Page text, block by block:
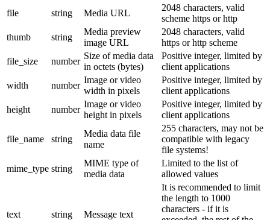
file string Media URL
2048 characters, valid
scheme https or http
thumb
string
Media preview
image URL
2048 characters, valid
https or http scheme
file_size
number
Size of media data
in octets (bytes)
Positive integer, limited by
client applications
width
number
Image or video
width in pixels
Positive integer, limited by
client applications
height
number
Image or video
height in pixels
Positive integer, limited by
client applications
file_name string
Media data file
name
255 characters, may not be
compatible with legacy
file systems!
mime_type string
MIME type of
media data
Limited to the list of
allowed values
text string Message text
It is recommended to limit
the length to 1000
characters - if it is